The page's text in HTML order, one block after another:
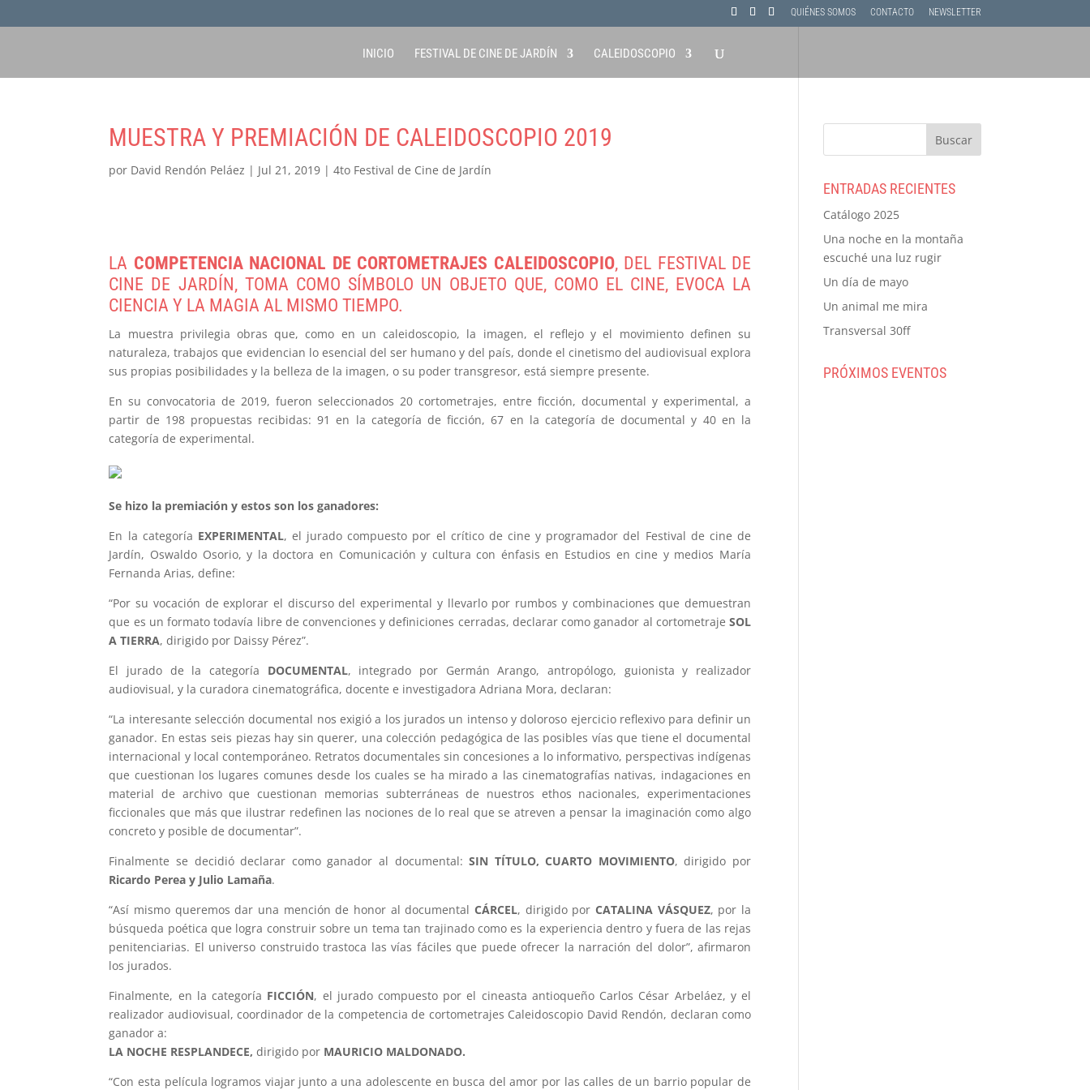
QUIÉNES SOMOS CONTACTO NEWSLETTER
INICIO FESTIVAL DE CINE DE JARDÍN CALEIDOSCOPIO
MUESTRA Y PREMIACIÓN DE CALEIDOSCOPIO 2019
por David Rendón Peláez | Jul 21, 2019 |4to Festival de Cine de Jardín
LA COMPETENCIA NACIONAL DE CORTOMETRAJES CALEIDOSCOPIO, DEL FESTIVAL DE
CINE DE JARDÍN, TOMA COMO SÍMBOLO UN OBJETO QUE, COMO EL CINE, EVOCA LA
CIENCIA Y LA MAGIA AL MISMO TIEMPO.
La muestra privilegia obras que, como en un caleidoscopio, la imagen, el reflejo y el movimiento definen su
naturaleza, trabajos que evidencian lo esencial del ser humano y del país, donde el cinetismo del audiovisual explora
sus propias posibilidades y la belleza de la imagen, o su poder transgresor, está siempre presente.
En su convocatoria de 2019, fueron seleccionados 20 cortometrajes, entre ficción, documental y experimental, a
partir de 198 propuestas recibidas: 91 en la categoría de ficción, 67 en la categoría de documental y 40 en la
categoría de experimental.
Se hizo la premiación y estos son los ganadores:
En la categoría EXPERIMENTAL, el jurado compuesto por el crítico de cine y programador del Festival de cine de
Jardín, Oswaldo Osorio, y la doctora en Comunicación y cultura con énfasis en Estudios en cine y medios María
Fernanda Arias, define:
“Por su vocación de explorar el discurso del experimental y llevarlo por rumbos y combinaciones que demuestran
que es un formato todavía libre de convenciones y definiciones cerradas, declarar como ganador al cortometrajeSOL
A TIERRA, dirigido por Daissy Pérez”.
El jurado de la categoría DOCUMENTAL, integrado por Germán Arango, antropólogo, guionista y realizador
audiovisual, y la curadora cinematográfica, docente e investigadora Adriana Mora, declaran:
“La interesante selección documental nos exigió a los jurados un intenso y doloroso ejercicio reflexivo para definir un
ganador. En estas seis piezas hay sin querer, una colección pedagógica de las posibles vías que tiene el documental
internacional y local contemporáneo. Retratos documentales sin concesiones a lo informativo, perspectivas indígenas
que cuestionan los lugares comunes desde los cuales se ha mirado a las cinematografías nativas, indagaciones en
material de archivo que cuestionan memorias subterráneas de nuestros ethos nacionales, experimentaciones
ficcionales que más que ilustrar redefinen las nociones de lo real que se atreven a pensar la imaginación como algo
concreto y posible de documentar”.
Finalmente se decidió declarar como ganador al documental:SIN TÍTULO, CUARTO MOVIMIENTO, dirigido por
Ricardo Perea y Julio Lamaña.
“Así mismo queremos dar una mención de honor al documentalCÁRCEL, dirigido porCATALINA VÁSQUEZ, por la
búsqueda poética que logra construir sobre un tema tan trajinado como es la experiencia dentro y fuera de las rejas
penitenciarias. El universo construido trastoca las vías fáciles que puede ofrecer la narración del dolor”, afirmaron
los jurados.
Finalmente, en la categoría FICCIÓN, el jurado compuesto por el cineasta antioqueño Carlos César Arbeláez, y el
realizador audiovisual, coordinador de la competencia de cortometrajes Caleidoscopio David Rendón, declaran como
ganador a:
LA NOCHE RESPLANDECE,dirigido por MAURICIO MALDONADO.
“Con esta película logramos viajar junto a una adolescente en busca del amor por las calles de un barrio popular de
ENTRADAS RECIENTES
Catálogo 2025
Una noche en la montaña
escuché una luz rugir
Un día de mayo
Un animal me mira
Transversal 30ff
PRÓXIMOS EVENTOS